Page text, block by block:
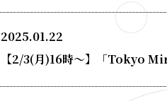
2025.01.22
【2/3(月)16時～】「Tokyo